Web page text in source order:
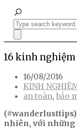
16 kinh
16/08/2016
KINH
an toàn, bảo
nhiên, với những